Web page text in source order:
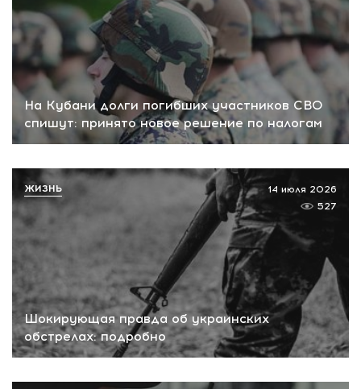
На Кубани долги погибших участников СВО
спишут: принято новое решение по налогам
Шокирующая правда об украинских
обстрелах: подробно
14 июля 2026
527
ЖИЗНЬ